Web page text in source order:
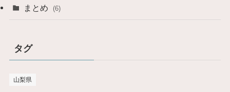
まとめ (6)
タグ
山梨県